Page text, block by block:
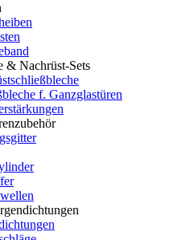
& Nachrüst-Sets
f. Ganzglastüren